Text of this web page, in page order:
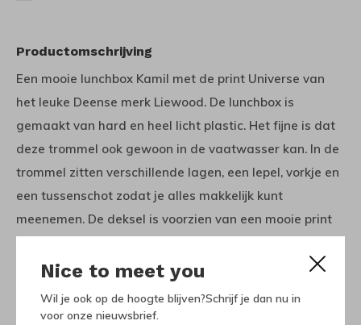
Nice to meet you
Wil je ook op de hoogte blijven?Schrijf je dan nu in
voor onze nieuwsbrief.
Productomschrijving
Een mooie lunchbox Kamil met de print Universe van
het leuke Deense merk Liewood. De lunchbox is
gemaakt van hard en heel licht plastic. Het fijne is dat
deze trommel ook gewoon in de vaatwasser kan. In de
trommel zitten verschillende lagen, een lepel, vorkje en
een tussenschot zodat je alles makkelijk kunt
meenemen. De deksel is voorzien van een mooie print
klemmetjes aan de zijkant. Ideaal voor kindjes die net